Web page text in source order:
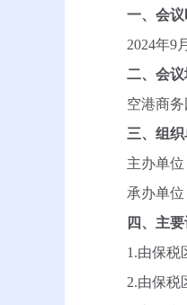
一、会议
2024年9
二、会议
空港商务
三、组
主办单位
承办单位
四、主
1.由保税
2.由保税